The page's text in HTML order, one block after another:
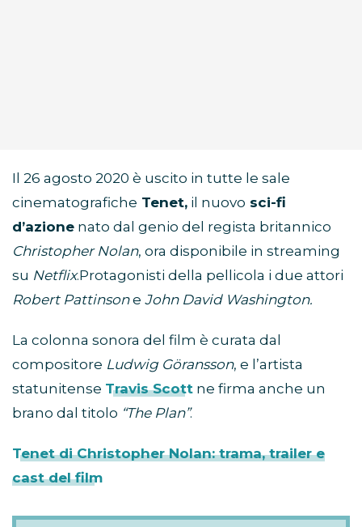
Il 26 agosto 2020 è uscito in tutte le sale
cinematografiche Tenet, il nuovo sci-fi
d’azione nato dal genio del regista britannico
Christopher Nolan, ora disponibile in streaming
su Netflix.Protagonisti della pellicola i due attori
Robert Pattinsone John David Washington.
La colonna sonora del film è curata dal
compositore Ludwig Göransson, e l’artista
statunitense Travis Scott ne firma anche un
brano dal titolo “The Plan”.
Tenet di Christopher Nolan: trama, trailer e
cast del film